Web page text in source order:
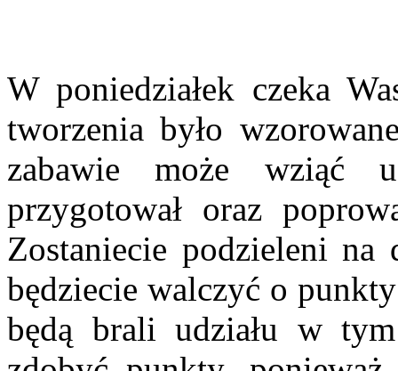
W poniedziałek czeka
tworzenia było
zabawie może wziąć
przygotował oraz
Zostaniecie podzieleni
będziecie walczyć o
będą brali udziału w